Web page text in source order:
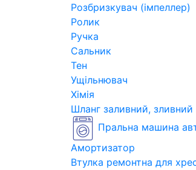
Розбризкувач (імпеллер)
Ролик
Ручка
Сальник
Тен
Ущільнювач
Хімія
Шланг заливний, зливний
Пральна машина
Амортизатор
Втулка ремонтна для